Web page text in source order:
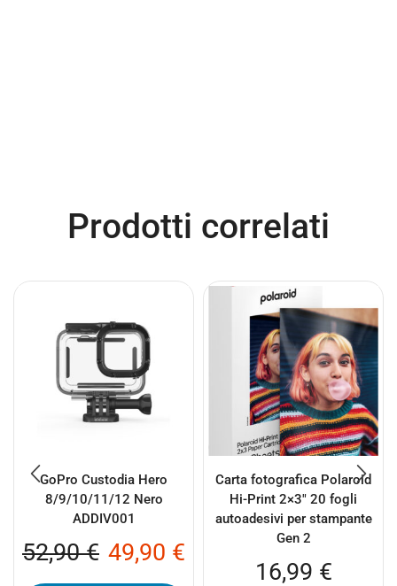
Prodotti correlati
GoPro Custodia Hero
8/9/10/11/12 Nero
ADDIV001
52,90€ 49,90 €
Carta fotografica Polaroid
Hi-Print 2×3″ 20 fogli
autoadesivi per stampante
Gen 2
16,99 €